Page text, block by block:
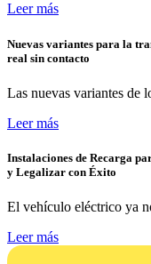
Leer más
Nuevas variantes para la
real sin contacto
Las nuevas variantes de
Leer más
Instalaciones de Recarga
y Legalizar con Éxito
El vehículo eléctrico ya
Leer más